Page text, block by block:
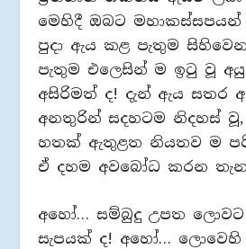
මෙහිදී ඔබට
පුදා ඇය කළ පැතුම
පැතුම එලෙසින් ම ඉටු වූ
අසිරිමත් ද! දැන් ඇය සතර
අනතුරින් සදහටම නිදහස්
හතක් ඇතුළත නියතව ම
ඒ දහම අවබෝධ කරන
අහෝ… සම්බුදු උපත
සැපයක් ද! අහෝ…